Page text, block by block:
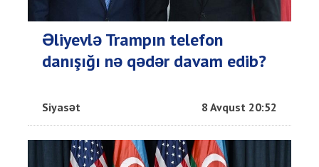
Əliyevlə Trampın telefon
danışığı nə qədər davam edib?
Siyasət 8 Avqust 20:52